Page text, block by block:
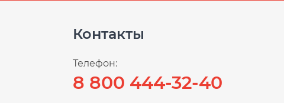
Контакты
Телефон:
8 800 444-32-40